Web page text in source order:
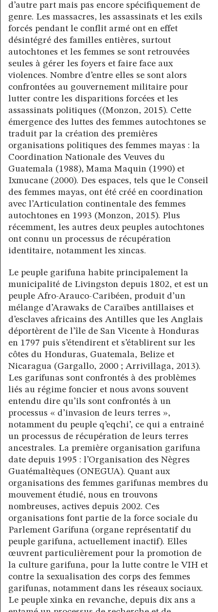
d’autre part mais pas encore spécifiquement de
genre. Les massacres, les assassinats et les exils
forcés pendant le conflit armé ont en effet
désintégré des familles entières, surtout
autochtones et les femmes se sont retrouvées
seules à gérer les foyers et faire face aux
violences. Nombre d’entre elles se sont alors
confrontées au gouvernement militaire pour
lutter contre les disparitions forcées et les
assassinats politiques ((Monzon, 2015). Cette
émergence des luttes des femmes autochtones se
traduit par la création des premières
organisations politiques des femmes mayas : la
Coordination Nationale des Veuves du
Guatemala (1988), Mama Maquin (1990) et
Ixmucane (2000). Des espaces, tels que le Conseil
des femmes mayas, ont été créé en coordination
avec l’Articulation continentale des femmes
autochtones en 1993 (Monzon, 2015). Plus
récemment, les autres deux peuples autochtones
ont connu un processus de récupération
identitaire, notamment les xincas.
Le peuple garifuna habite principalement la
municipalité de Livingston depuis 1802, et est un
peuple Afro-Arauco-Caribéen, produit d’un
mélange d’Arawaks de Caraïbes antillaises et
d’esclaves africains des Antilles que les Anglais
déportèrent de l’île de San Vicente à Honduras
en 1797 puis s’étendirent et s’établirent sur les
côtes du Honduras, Guatemala, Belize et
Nicaragua (Gargallo, 2000 ; Arrivillaga, 2013).
Les garífunas sont confrontés à des problèmes
liés au régime foncier et nous avons souvent
entendu dire qu’ils sont confrontés à un
processus « d’invasion de leurs terres »,
notamment du peuple q’eqchi’, ce qui a entrainé
un processus de récupération de leurs terres
ancestrales. La première organisation garifuna
date depuis 1995 : l’Organisation des Nègres
Guatémaltèques (ONEGUA). Quant aux
organisations des femmes garifunas membres du
mouvement étudié, nous en trouvons
nombreuses, actives depuis 2002. Ces
organisations font partie de la force sociale du
Parlement Garífuna (organe représentatif du
peuple garifuna, actuellement inactif). Elles
œuvrent particulièrement pour la promotion de
la culture garifuna, pour la lutte contre le VIH et
contre la sexualisation des corps des femmes
garifunas, notamment dans les réseaux sociaux.
Le peuple xinka en revanche, depuis dix ans a